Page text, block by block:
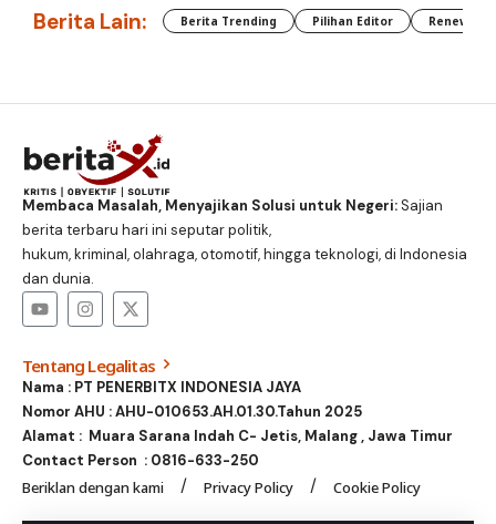
Berita Lain: Berita Trending Pilihan Editor
Membaca Masalah, Menyajikan Solusi untuk Negeri:Sajian
berita terbaru hari ini seputar politik,
hukum, kriminal, olahraga, otomotif, hingga teknologi, di Indonesia
dan dunia.
Tentang Legalitas
Nama : PT PENERBITX INDONESIA JAYA
Nomor AHU : AHU-010653.AH.01.30.Tahun 2025
Alamat : Muara Sarana Indah C- Jetis, Malang , Jawa Timur
Contact Person : 0816-633-250
Beriklan dengan kami Privacy Policy Cookie Policy